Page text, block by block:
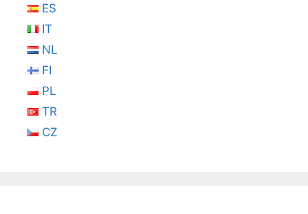
ES
IT
NL
FI
PL
TR
CZ